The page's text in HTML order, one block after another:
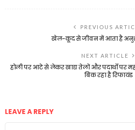
PREVIOUS
खेल-कूद से जीवन में आता है
NEXT ARTICLE
होली पर आटे से लेकर खाद्य तेलों और पदार्थो पर
बिक रहा है रिफायंड
LEAVE A REPLY